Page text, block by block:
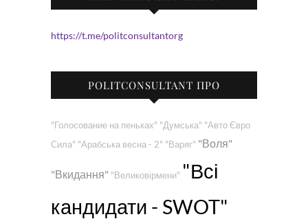
https://t.me/politconsultantorg
POLITCONSULTANT ПРО
"Голосование на пеньках" "Думська" "Авто Євро
Сила" "Арабська весна - 2" "Варяг" "Воля"
"Вкидання" "Великовірмени" "Всі
кандидати - SWOT"